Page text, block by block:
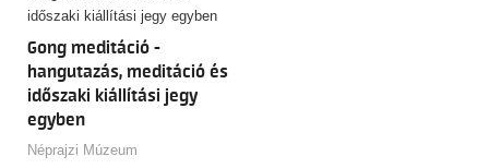
Gong meditáció -
hangutazás, meditáció és
időszaki kiállítási jegy
egyben
Néprajzi Múzeum